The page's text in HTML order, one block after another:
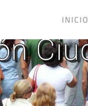
INICIO